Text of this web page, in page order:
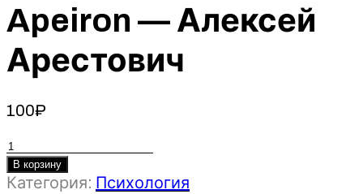
Apeiron — Алексей
Арестович
100₽
Количество
товара
Искусство
В корзину
Категория: Психология